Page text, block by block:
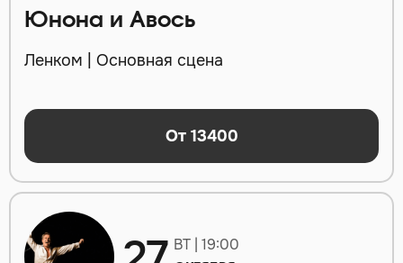
Юнона и Авось
Ленком | Основная сцена
От 13400
ВТ | 19:00